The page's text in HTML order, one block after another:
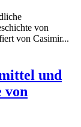
von
von Casimir...
und
von